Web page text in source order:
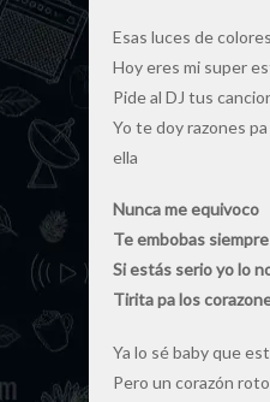
Esas luces de
Hoy eres mi super
Pide al DJ tus
Yo te doy razones
ella
Nunca me equivoco
Te embobas
Si estás serio yo lo
Tirita pa los
Ya lo sé baby que
Pero un corazón